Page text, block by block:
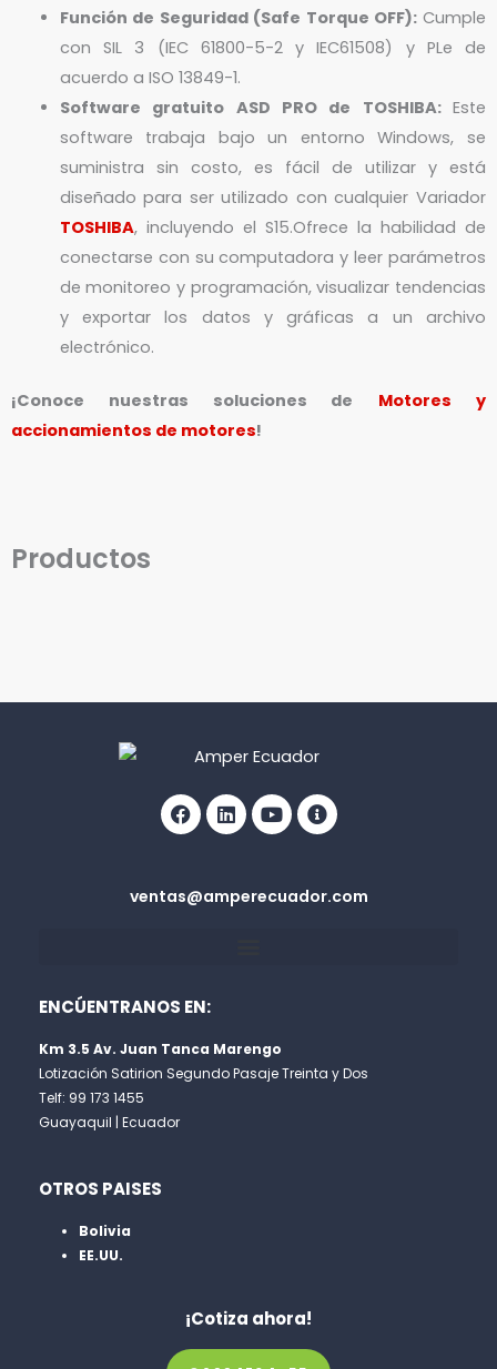
Función de Seguridad (Safe Torque OFF): Cumple
con SIL 3 (IEC 61800-5-2 y IEC61508) y PLe de
acuerdo a ISO 13849-1.
Software gratuito ASD PRO de TOSHIBA: Este
software trabaja bajo un entorno Windows, se
suministra sin costo, es fácil de utilizar y está
diseñado para ser utilizado con cualquier Variador
TOSHIBA, incluyendo el S15.Ofrece la habilidad de
conectarse con su computadora y leer parámetros
de monitoreo y programación, visualizar tendencias
y exportar los datos y gráficas a un archivo
electrónico.
¡Conoce nuestras soluciones de
Motores y
accionamientos de motores!
Productos
circle
ventas@amperecuador.com
ENCÚENTRANOS EN:
Km 3.5 Av. Juan Tanca Marengo
Lotización Satirion Segundo Pasaje Treinta y Dos
Telf: 99 173 1455
Guayaquil | Ecuador
OTROS PAISES
Bolivia
EE.UU.
¡Cotiza ahora!